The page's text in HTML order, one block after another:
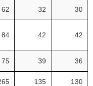
62 32 30
84 42 42
75 39 36
135 130